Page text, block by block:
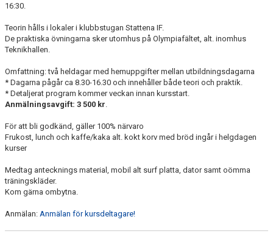
KALENDER
VÅRA LAG
DOMARE, MATCHER.
FÖRENINGSSHOP
KONTAKT
STATTENA CUP
INTRESSEANMÄLAN SOM TRÄNARE/LEDARE
16:30.
Teorin hålls i lokaler i klubbstugan Stattena IF.
De praktiska övningarna sker utomhus på Olympiafältet, alt. inomhus
Teknikhallen.
Omfattning: två heldagar med hemuppgifter mellan utbildningsdagarna
* Dagarna pågår ca 8.30-16.30 och innehåller både teori och praktik.
* Detaljerat program kommer veckan innan kursstart.
Anmälningsavgift: 3 500 kr.
För att bli godkänd, gäller 100% närvaro
Frukost, lunch och kaffe/kaka alt. kokt korv med bröd ingår i helgdagen
kurser
Medtag antecknings material, mobil alt surf platta, dator samt oömma
träningskläder.
Kom gärna ombytna.
Anmälan: Anmälan för kursdeltagare!